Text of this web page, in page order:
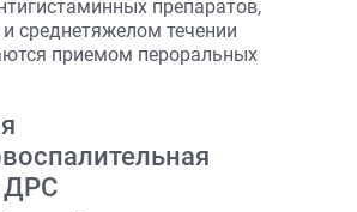
препаратов,
среднетяжелом течении
приемом пероральных
ДРС